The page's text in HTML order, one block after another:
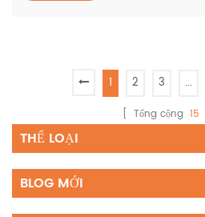
1 2 3 ...
[ Tổng cộng 15
THỂ LOẠI
BLOG MỚI